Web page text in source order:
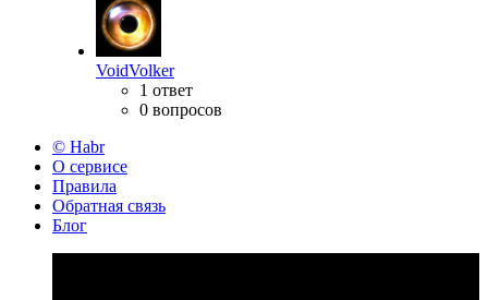
VoidVolker
1 ответ
0 вопросов
© Habr
О сервисе
Правила
Обратная связь
Блог